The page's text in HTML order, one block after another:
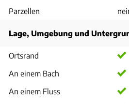
Parzellen
Lage, Umgebung und
Ortsrand
An einem Bach
An einem Fluss